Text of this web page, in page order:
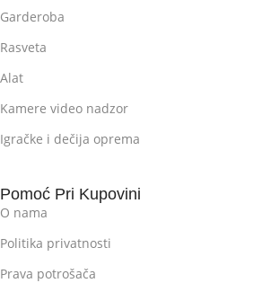
Garderoba
Rasveta
Alat
Kamere video nadzor
Igračke i dečija oprema
Pomoć Pri Kupovini
O nama
Politika privatnosti
Prava potrošača